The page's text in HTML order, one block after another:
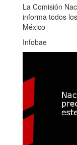
La Comisión
informa todos
México
Infobae